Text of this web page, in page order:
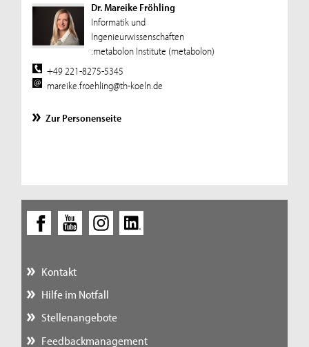
Dr. Mareike Fröhling
Informatik und
Ingenieurwissenschaften
:metabolon Institute (metabolon)
+49 221-8275-5345
mareike.froehling@th-koeln.de
Zur Personenseite
Kontakt
Hilfe im Notfall
Stellenangebote
Feedbackmanagement